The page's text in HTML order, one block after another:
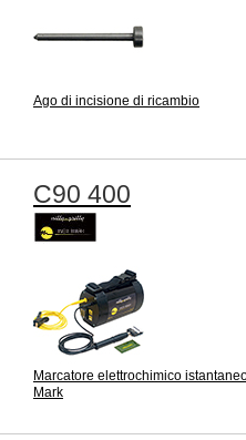
Ago di incisione di ricambio
C90 400
Marcatore elettrochimico
Mark